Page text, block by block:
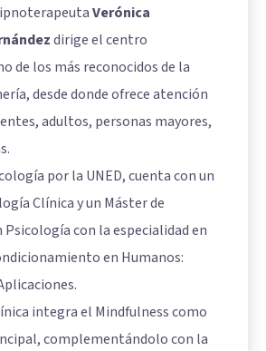
Verónica
dirige el centro
de los más reconocidos de la
desde donde ofrece atención
adultos, personas mayores,
por la UNED, cuenta con un
Clínica y un Máster de
con la especialidad en
en Humanos:
integra el Mindfulness como
complementándolo con la